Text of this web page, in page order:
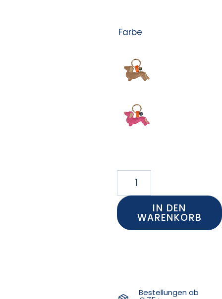
Farbe
IN DEN
WARENKORB
Bestellungen ab